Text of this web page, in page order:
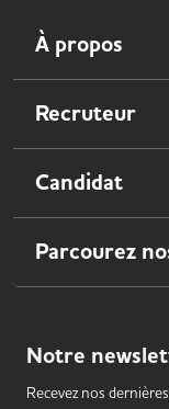
À propos
Recruteur
Candidat
Parcourez
Notre
Recevez nos